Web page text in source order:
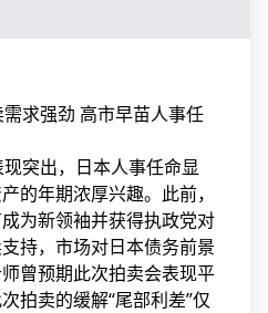
需求强劲 高市早苗人事任
突出，日本人事任命显
的年期浓厚兴趣。此前，
为新领袖并获得执政党对
持，市场对日本债务前景
曾预期此次拍卖会表现平
拍卖的缓解“尾部利差”仅